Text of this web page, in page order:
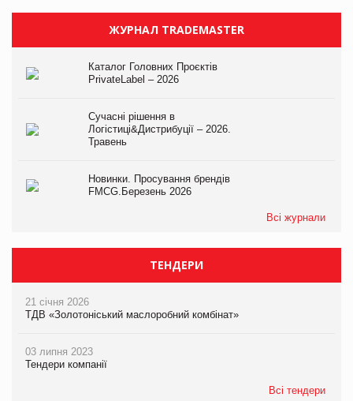
ЖУРНАЛ TRADEMASTER
Каталог Головних Проєктів
PrivateLabel – 2026
Сучасні рішення в
Логістиці&Дистрибуції – 2026.
Травень
Новинки. Просування брендів
FMCG.Березень 2026
Всі журнали
ТЕНДЕРИ
21 січня 2026
ТДВ «Золотоніський маслоробний комбінат»
03 липня 2023
Тендери компанії
Всі тендери